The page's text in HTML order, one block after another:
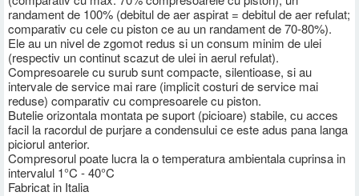
randament de 100% (debitul de aer aspirat = debitul de aer refulat;
comparativ cu cele cu piston ce au un randament de 70-80%).
Ele au un nivel de zgomot redus si un consum minim de ulei
(respectiv un continut scazut de ulei in aerul refulat).
Compresoarele cu surub sunt compacte, silentioase, si au
intervale de service mai rare (implicit costuri de service mai
reduse) comparativ cu compresoarele cu piston.
Butelie orizontala montata pe suport (picioare) stabile, cu acces
facil la racordul de purjare a condensului ce este adus pana langa
piciorul anterior.
Compresorul poate lucra la o temperatura ambientala cuprinsa in
intervalul 1°C - 40°C
Fabricat in Italia